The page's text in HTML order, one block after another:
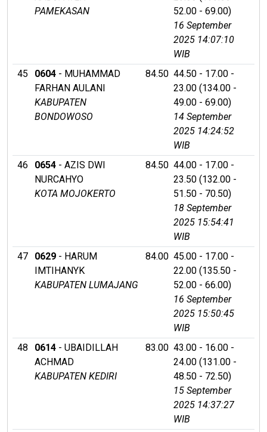
PAMEKASAN
52.00 - 69.00)
16 September
2025 14:07:10
WIB
45
0604 - MUHAMMAD
FARHAN AULANI
KABUPATEN
BONDOWOSO
84.50 44.50 - 17.00 -
23.00 (134.00 -
49.00 - 69.00)
14 September
2025 14:24:52
WIB
46
0654 - AZIS DWI
NURCAHYO
KOTA MOJOKERTO
84.50 44.00 - 17.00 -
23.50 (132.00 -
51.50 - 70.50)
18 September
2025 15:54:41
WIB
47
0629 - HARUM
IMTIHANYK
KABUPATEN LUMAJANG
84.00 45.00 - 17.00 -
22.00 (135.50 -
52.00 - 66.00)
16 September
2025 15:50:45
WIB
48
0614 - UBAIDILLAH
ACHMAD
KABUPATEN KEDIRI
83.00 43.00 - 16.00 -
24.00 (131.00 -
48.50 - 72.50)
15 September
2025 14:37:27
WIB